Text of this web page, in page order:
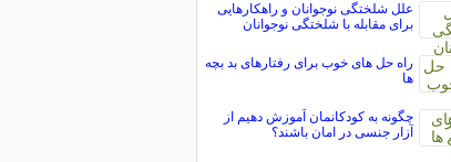
علل شلختگی نوجوانان و راهکارهایی
برای مقابله با شلختگی نوجوانان
راه حل های خوب برای رفتارهای بد بچه
ها
چگونه به کودکانمان آموزش دهیم از
آزار جنسی در امان باشند؟